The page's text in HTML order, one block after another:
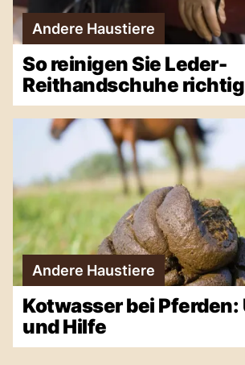
Andere Haustiere
So reinigen Sie Leder-
Reithandschuhe richtig
Andere Haustiere
Kotwasser bei Pferden:
und Hilfe